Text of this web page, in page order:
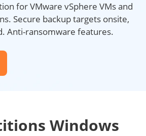
for VMware vSphere VMs and
Secure backup targets onsite,
Anti-ransomware features.
Windows